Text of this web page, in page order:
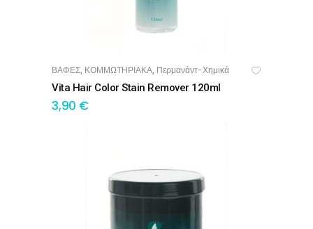
ΠΡΟΣΘΉΚΗ ΣΤΟ ΚΑΛΆΘΙ
ΒΑΦΕΣ, ΚΟΜΜΩΤΗΡΙΑΚΑ, Περμανάντ-Χημικά
Vita Hair Color Stain Remover 120ml
3,90 €